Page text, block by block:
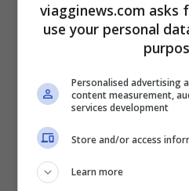
Sulla mappa
qualsiasi. In realtà è
viagginews.com asks
use your personal
Personalised advertising
content measurement,
services development
Store and/or access
Learn more